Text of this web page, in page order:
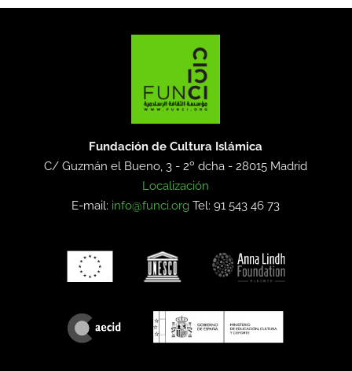
Fundación de Cultura Islámica
C/ Guzmán el Bueno, 3 - 2º dcha -28015 Madrid
Localización
E-mail: info@funci.org Tel: 91 543 46 73